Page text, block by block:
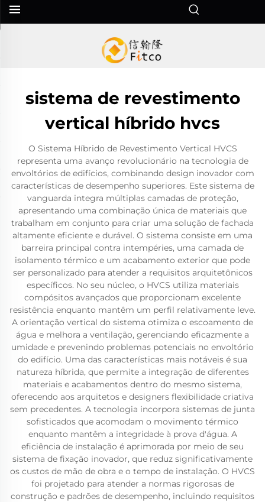
sistema de revestimento
vertical híbrido hvcs
O Sistema Híbrido de Revestimento Vertical HVCS
representa uma avanço revolucionário na tecnologia de
envoltórios de edifícios, combinando design inovador com
características de desempenho superiores. Este sistema de
vanguarda integra múltiplas camadas de proteção,
apresentando uma combinação única de materiais que
trabalham em conjunto para criar uma solução de fachada
altamente eficiente e durável. O sistema consiste em uma
barreira principal contra intempéries, uma camada de
isolamento térmico e um acabamento exterior que pode
ser personalizado para atender a requisitos arquitetônicos
específicos. No seu núcleo, o HVCS utiliza materiais
compósitos avançados que proporcionam excelente
resistência enquanto mantêm um perfil relativamente leve.
A orientação vertical do sistema otimiza o escoamento de
água e melhora a ventilação, gerenciando eficazmente a
umidade e prevenindo problemas potenciais no envoltório
do edifício. Uma das características mais notáveis é sua
natureza híbrida, que permite a integração de diferentes
materiais e acabamentos dentro do mesmo sistema,
oferecendo aos arquitetos e designers flexibilidade criativa
sem precedentes. A tecnologia incorpora sistemas de junta
sofisticados que acomodam o movimento térmico
enquanto mantêm a integridade à prova d'água. A
eficiência de instalação é aprimorada por meio de seu
sistema de fixação inovador, que reduz significativamente
os custos de mão de obra e o tempo de instalação. O HVCS
foi projetado para atender a normas rigorosas de
construção e padrões de desempenho, incluindo requisitos